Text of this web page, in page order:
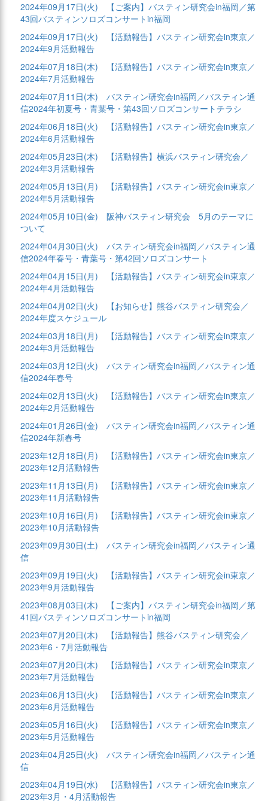
2024年09月17日(火)
【ご案内】バスティン研究会in福岡／第
43回バスティンソロズコンサートin福岡
2024年09月17日(火)
【活動報告】バスティン研究会in東京／
2024年9月活動報告
2024年07月18日(木)
【活動報告】バスティン研究会in東京／
2024年7月活動報告
2024年07月11日(木)
バスティン研究会in福岡／バスティン通
信2024年初夏号・青葉号・第43回ソロズコンサートチラシ
2024年06月18日(火)
【活動報告】バスティン研究会in東京／
2024年6月活動報告
2024年05月23日(木)
【活動報告】横浜バスティン研究会／
2024年3月活動報告
2024年05月13日(月)
【活動報告】バスティン研究会in東京／
2024年5月活動報告
2024年05月10日(金)
阪神バスティン研究会 5月のテーマに
ついて
2024年04月30日(火)
バスティン研究会in福岡／バスティン通
信2024年春号・青葉号・第42回ソロズコンサート
2024年04月15日(月)
【活動報告】バスティン研究会in東京／
2024年4月活動報告
2024年04月02日(火)
【お知らせ】熊谷バスティン研究会／
2024年度スケジュール
2024年03月18日(月)
【活動報告】バスティン研究会in東京／
2024年3月活動報告
2024年03月12日(火)
バスティン研究会in福岡／バスティン通
信2024年春号
2024年02月13日(火)
【活動報告】バスティン研究会in東京／
2024年2月活動報告
2024年01月26日(金)
バスティン研究会in福岡／バスティン通
信2024年新春号
2023年12月18日(月)
【活動報告】バスティン研究会in東京／
2023年12月活動報告
2023年11月13日(月)
【活動報告】バスティン研究会in東京／
2023年11月活動報告
2023年10月16日(月)
【活動報告】バスティン研究会in東京／
2023年10月活動報告
2023年09月30日(土)
バスティン研究会in福岡／バスティン通
信
2023年09月19日(火)
【活動報告】バスティン研究会in東京／
2023年9月活動報告
2023年08月03日(木)
【ご案内】バスティン研究会in福岡／第
41回バスティンソロズコンサートin福岡
2023年07月20日(木)
【活動報告】熊谷バスティン研究会／
2023年6・7月活動報告
2023年07月20日(木)
【活動報告】バスティン研究会in東京／
2023年7月活動報告
2023年06月13日(火)
【活動報告】バスティン研究会in東京／
2023年6月活動報告
2023年05月16日(火)
【活動報告】バスティン研究会in東京／
2023年5月活動報告
2023年04月25日(火)
バスティン研究会in福岡／バスティン通
信
2023年04月19日(水)
【活動報告】バスティン研究会in東京／
2023年3月・4月活動報告